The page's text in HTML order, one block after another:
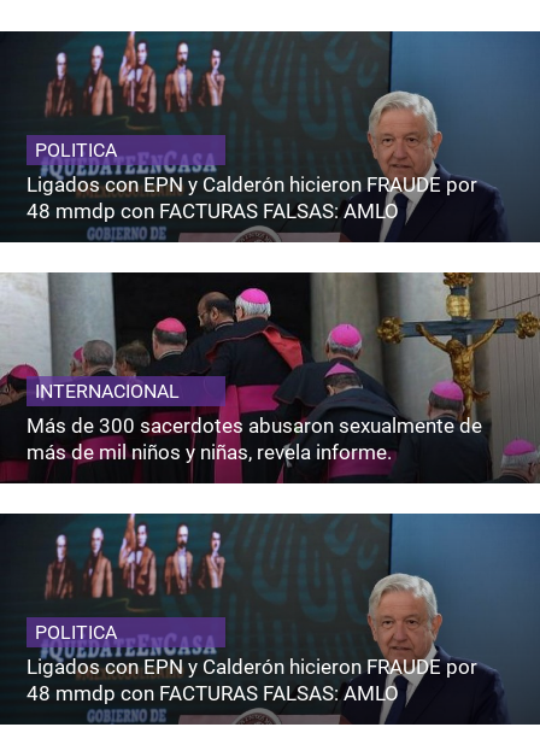
POLITICA
Ligados con EPN y Calderón hicieron FRAUDE por
48 mmdp con FACTURAS FALSAS: AMLO
INTERNACIONAL
Más de 300 sacerdotes abusaron sexualmente de
más de mil niños y niñas, revela informe.
POLITICA
Ligados con EPN y Calderón hicieron FRAUDE por
48 mmdp con FACTURAS FALSAS: AMLO